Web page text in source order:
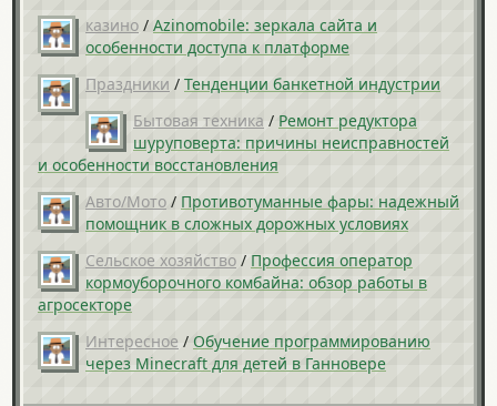
казино / Azinomobile: зеркала сайта и
особенности доступа к платформе
Праздники / Тенденции банкетной индустрии
Бытовая техника / Ремонт редуктора
шуруповерта: причины неисправностей
и особенности восстановления
Авто/Мото / Противотуманные фары: надежный
помощник в сложных дорожных условиях
Сельское хозяйство / Профессия оператор
кормоуборочного комбайна: обзор работы в
агросекторе
Интересное / Обучение программированию
через Minecraft для детей в Ганновере